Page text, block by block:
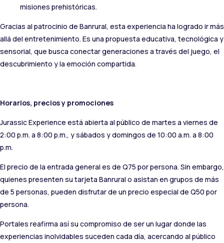
misiones prehistóricas.
Gracias al patrocinio de Banrural, esta experiencia ha logrado ir más
allá del entretenimiento. Es una propuesta educativa, tecnológica y
sensorial, que busca conectar generaciones a través del juego, el
descubrimiento y la emoción compartida.
Horarios, precios y promociones
Jurassic Experience está abierta al público de martes a viernes de
2:00 p.m. a 8:00 p.m., y sábados y domingos de 10:00 a.m. a 8:00
p.m.
El precio de la entrada general es de Q75 por persona. Sin embargo,
quienes presenten su tarjeta Banrural o asistan en grupos de más
de 5 personas, pueden disfrutar de un precio especial de Q50 por
persona.
Portales reafirma así su compromiso de ser un lugar donde las
experiencias inolvidables suceden cada día, acercando al público